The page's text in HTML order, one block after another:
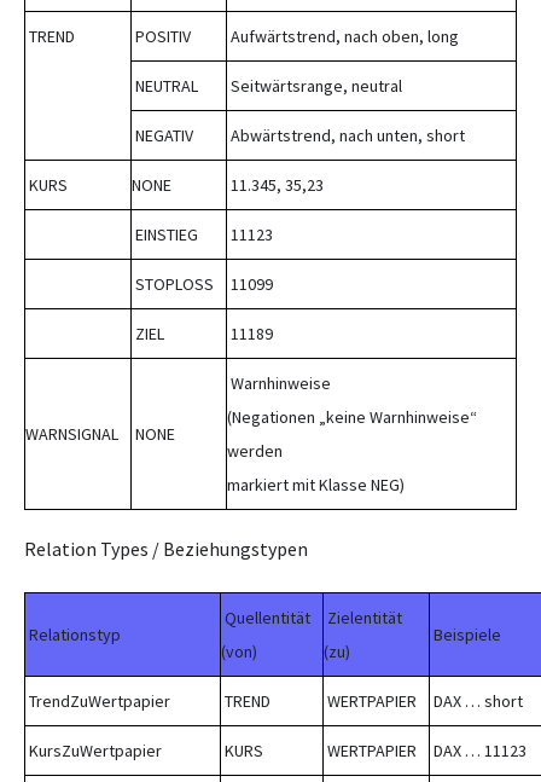
TREND POSITIV Aufwärtstrend, nach oben, long
NEUTRAL Seitwärtsrange, neutral
NEGATIV Abwärtstrend, nach unten, short
KURS NONE 11.345, 35,23
EINSTIEG 11123
STOPLOSS 11099
ZIEL 11189
WARNSIGNAL NONE
Warnhinweise
(Negationen „keine Warnhinweise“
werden
markiert mit Klasse NEG)
Relation Types / Beziehungstypen
Relationstyp
Quellentität
(von)
Zielentität
(zu)
Beispiele
TrendZuWertpapier TREND WERTPAPIER DAX … short
KursZuWertpapier KURS WERTPAPIER DAX … 11123